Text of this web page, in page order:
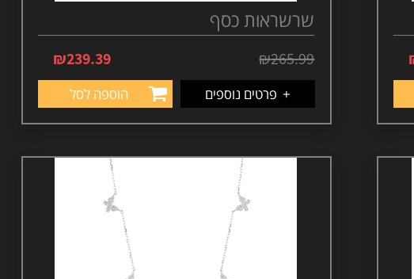
שרשראות כסף
₪265.99
₪239.39
+ פרטים נוספים הוספה לסל